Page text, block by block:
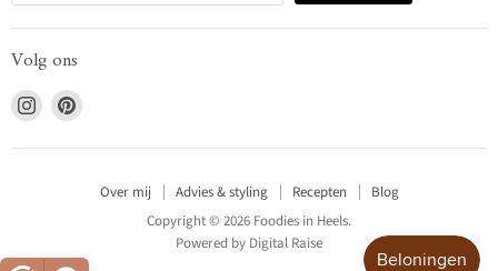
Volg ons
Vind
ons
op
Vind
op
Over mij Advies & styling Recepten
Blog
Copyright © 2026 Foodies in Heels.
Powered by Digital Raise